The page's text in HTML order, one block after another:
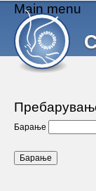
Main menu
Барање